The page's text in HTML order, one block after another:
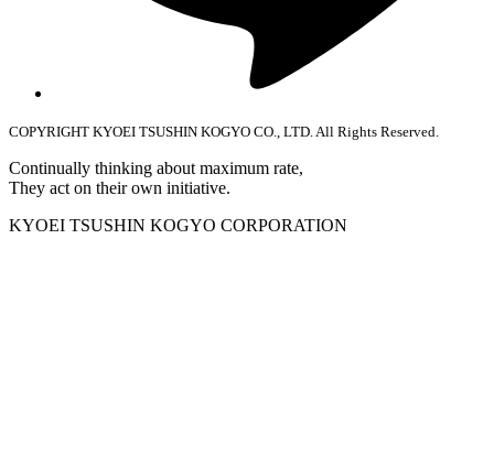
COPYRIGHT KYOEI TSUSHIN KOGYO CO., LTD. All Rights Reserved.
Continually thinking about maximum rate,
They act on their own initiative.
KYOEI TSUSHIN KOGYO CORPORATION